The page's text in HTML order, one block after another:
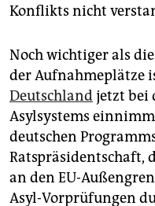
Konflikts nicht
Noch wichtiger als
der Aufnahmeplätze
Deutschlandjetzt bei
Asylsystems
deutschen
Ratspräsidentschaft,
an den EU-
Asyl-Vorprüfungen